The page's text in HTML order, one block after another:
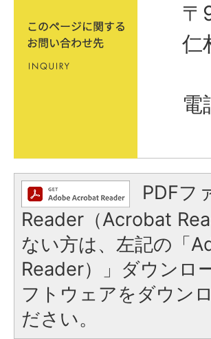
〒
仁
電
PDFフ
Reader（Acrobat
ない方は、左記の「
Reader）」ダウンロ
フトウェアをダウン
ださい。